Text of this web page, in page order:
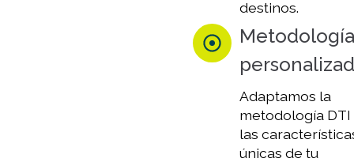
destinos.
Metodología
Adaptamos la
metodología DTI
las
únicas de tu